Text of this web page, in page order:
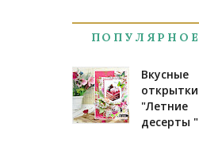
ПОПУЛЯРНОЕ
Вкусные
открытки
"Летние
десерты "